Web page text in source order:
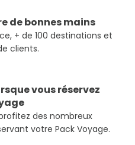
de bonnes mains
+ de 100 destinations et
clients.
vous réservez
des nombreux
votre Pack Voyage.